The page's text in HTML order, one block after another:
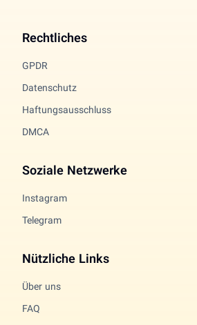
Rechtliches
GPDR
Datenschutz
Haftungsausschluss
DMCA
Soziale Netzwerke
Instagram
Telegram
Nützliche Links
Über uns
FAQ